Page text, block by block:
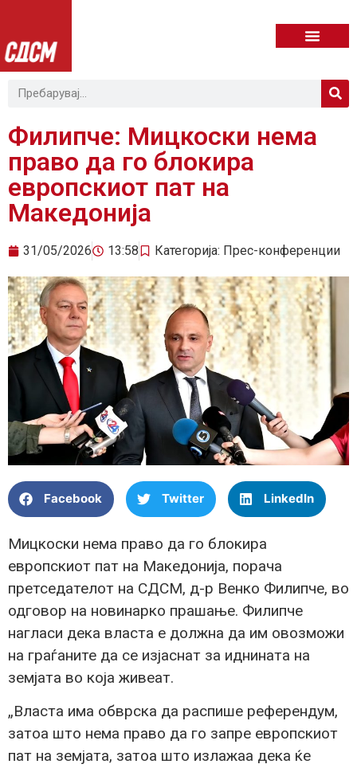
Филипче: Мицкоски нема
право да го блокира
европскиот пат на
Македонија
31/05/2026 13:58 Категорија: Прес-конференции
Facebook Twitter LinkedIn
Мицкоски нема право да го блокира
европскиот пат на Македонија, порача
претседателот на СДСМ, д-р Венко Филипче, во
одговор на новинарко прашање. Филипче
нагласи дека власта е должна да им овозможи
на граѓаните да се изјаснат за иднината на
земјата во која живеат.
„Власта има обврска да распише референдум,
затоа што нема право да го запре европскиот
пат на земјата, затоа што излажаа дека ќе